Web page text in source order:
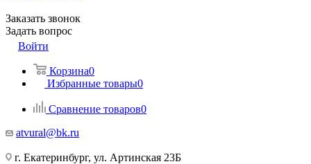
Заказать звонок
Задать вопрос
Войти
Корзина0
Избранные товары0
Сравнение товаров0
atvural@bk.ru
г. Екатеринбург, ул. Артинская 23Б